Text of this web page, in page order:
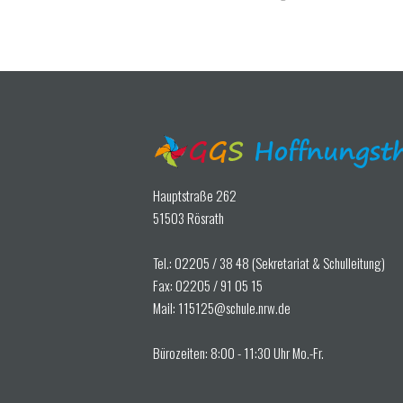
Hauptstraße 262
51503 Rösrath
Tel.: 02205 / 38 48 (Sekretariat & Schulleitung)
Fax: 02205 / 91 05 15
Mail: 115125@schule.nrw.de
Bürozeiten: 8:00 - 11:30 Uhr Mo.-Fr.